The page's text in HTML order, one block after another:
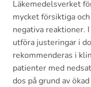
Läkemedelsverket
mycket försiktiga
negativa reaktioner.
utföra justeringar i
rekommenderas i
patienter med
dos på grund av